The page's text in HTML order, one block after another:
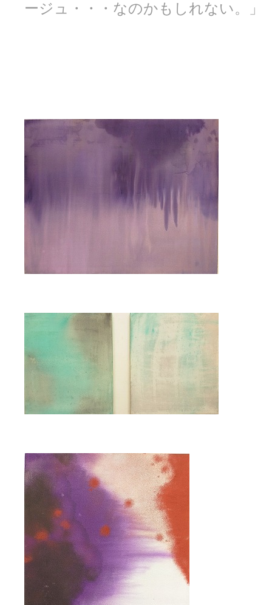
ージュ・・・なのかもしれない。」